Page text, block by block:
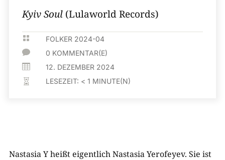
Kyiv Soul (Lulaworld Records)
 FOLKER 2024-04
 0 KOMMENTAR(E)
 12. DEZEMBER 2024
 LESEZEIT: < 1 MINUTE(N)
Nastasia Y heißt eigentlich Nastasia Yerofeyev. Sie ist